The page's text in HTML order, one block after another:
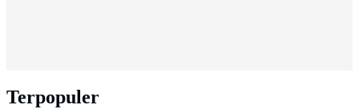
Terpopuler